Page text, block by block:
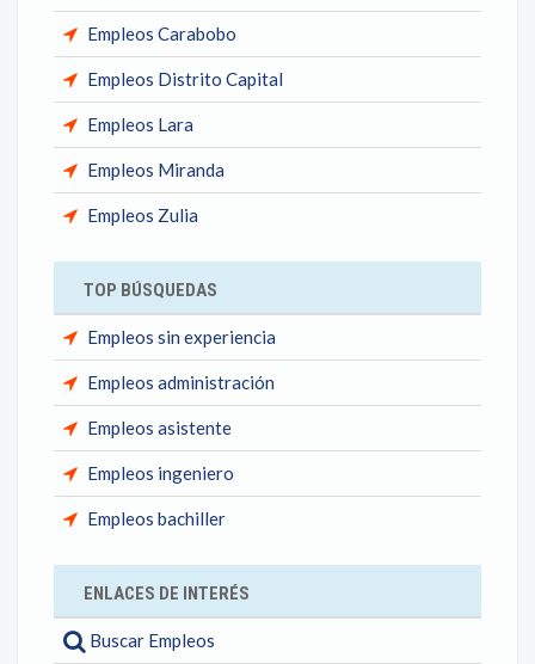
Empleos Carabobo
Empleos Distrito Capital
Empleos Lara
Empleos Miranda
Empleos Zulia
TOP BÚSQUEDAS
Empleos sin experiencia
Empleos administración
Empleos asistente
Empleos ingeniero
Empleos bachiller
ENLACES DE INTERÉS
Buscar Empleos